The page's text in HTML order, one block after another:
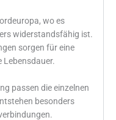
wo es
widerstandsfähig ist.
sorgen für eine
Lebensdauer.
passen die einzelnen
besonders